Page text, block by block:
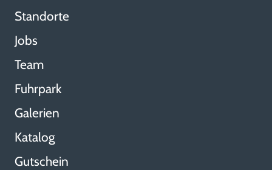
Standorte
Jobs
Team
Fuhrpark
Galerien
Katalog
Gutschein